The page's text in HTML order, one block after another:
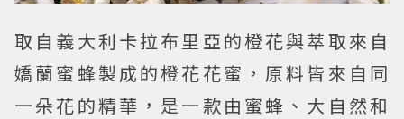
取自義大利卡拉布里亞的橙花與萃取來自
嬌蘭蜜蜂製成的橙花花蜜，原料皆來自同
一朵花的精華，是一款由蜜蜂、大自然和